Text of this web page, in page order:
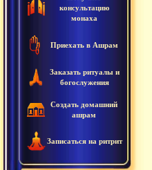
консультацию
монаха
Приехать в Ашрам
Заказать ритуалы и
богослужения
Создать домашний
ашрам
Записаться на ритрит